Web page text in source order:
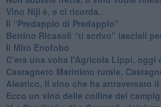
​Vino Niji è, e ci ricorda.
Il “Predappio di Predappio”
Bettino Ricasoli “ti scrivo” lasciali
Il Mito Enofobo
​C’era una volta l'Agricola Lippi, oggi
​Castagneto Marittimo rurale,
Aleatico, il vino che ha attraversato il
Ecco un vino delle colline del